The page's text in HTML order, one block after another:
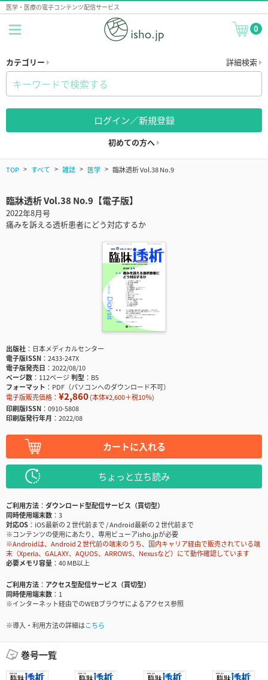
医学・医療の電子コンテンツ配信サービス
0
カテゴリー 詳細検索
ログイン／新規登録
初めての方へ
TOP すべて 雑誌 医学 臨牀透析 Vol.38 No.9
臨牀透析 Vol.38 No.9【電子版】
2022年8月号
痛みを訴える透析患者にどう対応するか
出版社
日本メディカルセンター
電子版ISSN
2433-247X
電子版発売日
2022/08/10
ページ数
112ページ判型
B5
フォーマット
PDF（パソコンへのダウンロード不可）
電子版販売価格： ¥2,860(本体¥2,600＋税10％)
印刷版ISSN
0910-5808
印刷版発行年月
2022/08
カートに入れる
ちょっと立ち読み
ご利用方法
ダウンロード型配信サービス（買切型）
同時使用端末数
3
対応OS
iOS最新の２世代前まで / Android最新の２世代前まで
※コンテンツの使用にあたり、専用ビューアisho.jpが必要
※Androidは、Android２世代前の端末のうち、国内キャリア経由で販売されている端
末（Xperia、GALAXY、AQUOS、ARROWS、Nexusなど）にて動作確認しています
必要メモリ容量
40 MB以上
ご利用方法
アクセス型配信サービス（買切型）
同時使用端末数
1
※インターネット経由でのWEBブラウザによるアクセス参照
※導入・利用方法の詳細はこちら
巻号一覧